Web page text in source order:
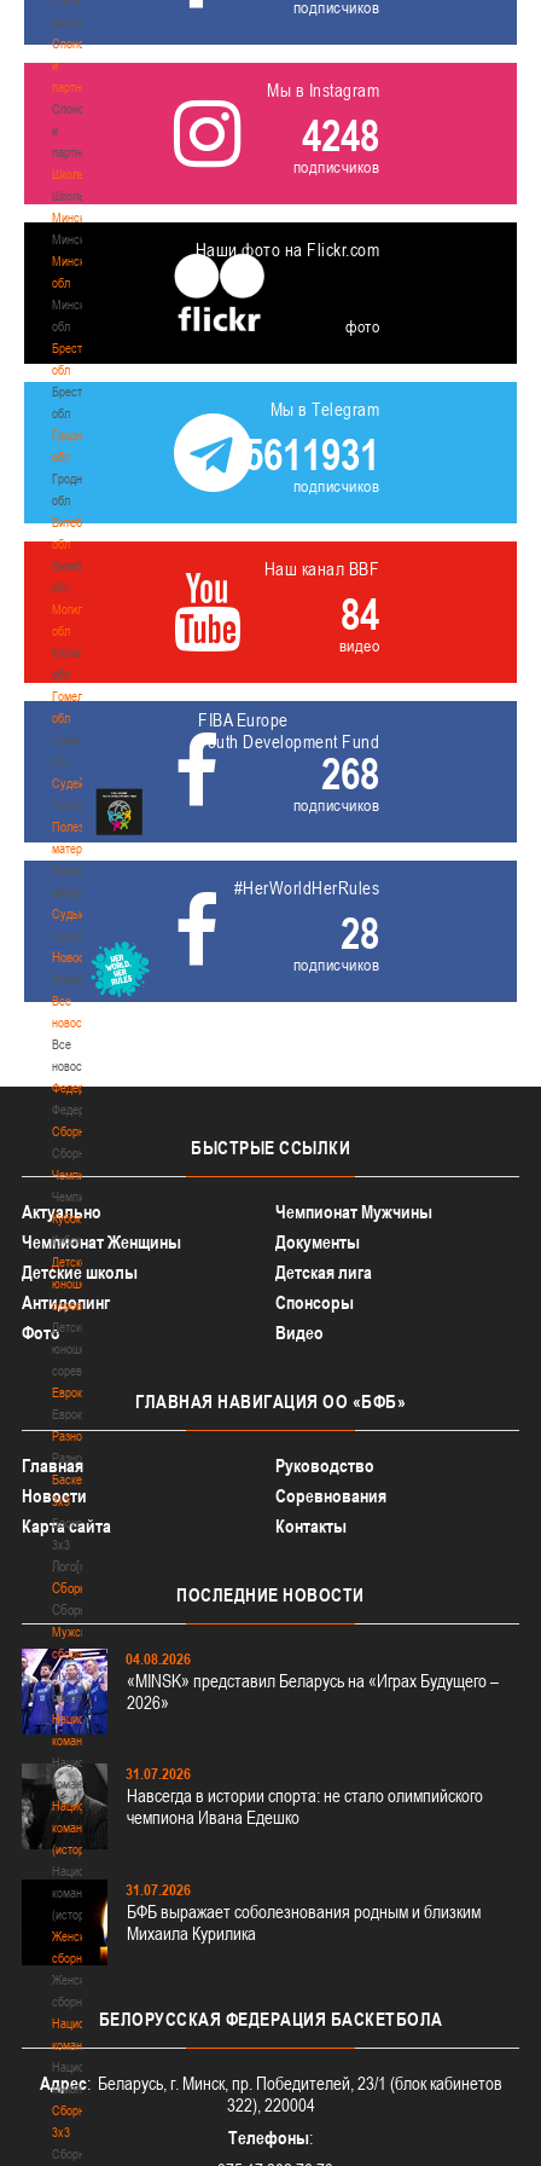
волонтером
Спонсоры
и
партнеры
Спонсоры
и
партнеры
Школы
Школы
Минск
Минск
Минская
обл
Минская
обл
Брестская
обл
Брестская
обл
Гродненская
обл
Гродненская
обл
Витебская
обл
Витебская
обл
Могилевская
обл
Могилевская
обл
Гомельская
обл
Гомельская
обл
Судейство
Судейство
Полезные
материалы
Полезные
материалы
Судьи
Судьи
Новости
Новости
Все
новости
Все
новости
Федерация
Федерация
Сборные
Сборные
Чемпионат
Чемпионат
Кубок
Кубок
Детско-
юношеские
соревнования
Детско-
юношеские
соревнования
Еврокубки
Еврокубки
Разное
Разное
Баскетбол
3х3
Баскетбол
3х3
Лого[modid=121]
Сборные
Сборные
Мужские
сборные
Мужские
сборные
Национальная
команда
Национальная
команда
Национальная
команда
(история)
Национальная
команда
(история)
Женские
сборные
Женские
сборные
Национальная
команда
Национальная
команда
Сборные
3х3
Сборные
подписчиков
Мы в Instagram
4248
подписчиков
Наши фото на Flickr.com
фото
Мы в Telegram
5611931
подписчиков
Наш канал BBF
84
видео
FIBA Europe
Youth Development Fund
268
подписчиков
#HerWorldHerRules
28
подписчиков
БЫСТРЫЕ ССЫЛКИ
Актуально
Чемпионат Мужчины
Чемпионат Женщины
Документы
Детские школы
Детская лига
Антидопинг
Спонсоры
Фото
Видео
ГЛАВНАЯ НАВИГАЦИЯ ОО «БФБ»
Главная
Руководство
Новости
Соревнования
Карта сайта
Контакты
ПОСЛЕДНИЕ НОВОСТИ
04.08.2026
«MINSK» представил Беларусь на «Играх Будущего –
2026»
31.07.2026
Навсегда в истории спорта: не стало олимпийского
чемпиона Ивана Едешко
31.07.2026
БФБ выражает соболезнования родным и близким
Михаила Курилика
БЕЛОРУССКАЯ ФЕДЕРАЦИЯ БАСКЕТБОЛА
Адрес: Беларусь, г. Минск, пр. Победителей, 23/1 (блок кабинетов
322), 220004
Телефоны: